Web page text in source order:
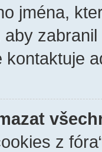
jména,
kontaktuje
z